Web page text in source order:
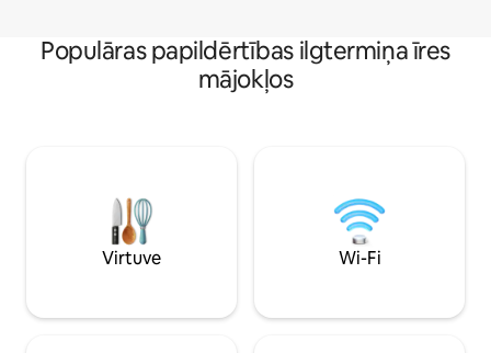
Populāras papildērtības ilgtermiņa īres
mājokļos
Virtuve Wi-Fi